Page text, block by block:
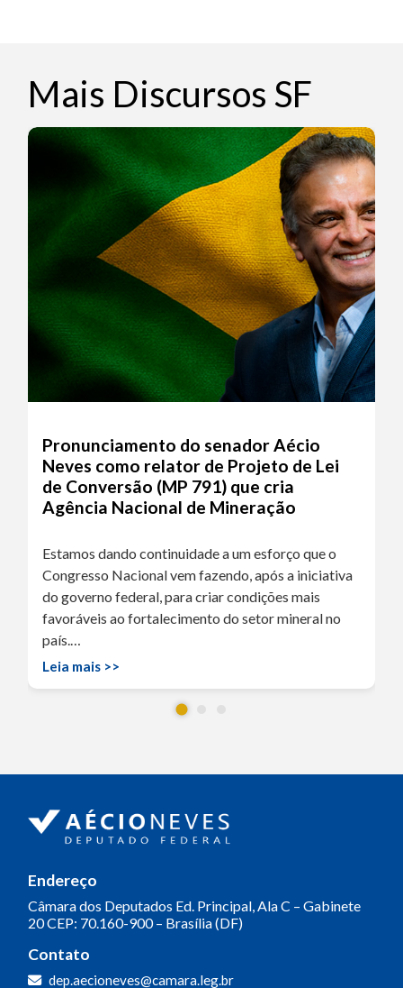
Mais Discursos SF
Pronunciamento do senador Aécio
Neves como relator de Projeto de Lei
de Conversão (MP 791) que cria
Agência Nacional de Mineração
Estamos dando continuidade a um esforço que o
Congresso Nacional vem fazendo, após a iniciativa
do governo federal, para criar condições mais
favoráveis ao fortalecimento do setor mineral no
país.…
Leia mais >>
Endereço
Câmara dos Deputados Ed. Principal, Ala C – Gabinete
20CEP: 70.160-900 – Brasília (DF)
Contato
dep.aecioneves@camara.leg.br